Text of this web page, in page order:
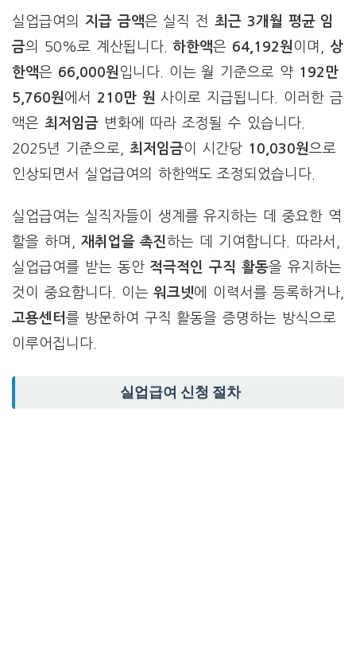
실업급여의 지급 금액은 실직 전최근 3개월 평균 임
금의 50%로 계산됩니다.하한액은 64,192원이며, 상
한액은 66,000원입니다. 이는 월 기준으로 약 192만
5,760원에서 210만 원 사이로 지급됩니다. 이러한 금
액은 최저임금변화에 따라 조정될 수 있습니다.
2025년 기준으로, 최저임금이 시간당 10,030원으로
인상되면서 실업급여의 하한액도 조정되었습니다.
실업급여는 실직자들이 생계를 유지하는 데 중요한 역
할을 하며, 재취업을 촉진 하는 데 기여합니다. 따라서,
실업급여를 받는 동안 적극적인 구직 활동을 유지하는
것이 중요합니다. 이는워크넷에 이력서를 등록하거나,
고용센터 를 방문하여 구직 활동을 증명하는 방식으로
이루어집니다.
실업급여 신청 절차